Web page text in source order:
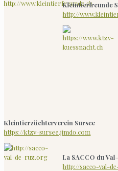
Kleintierfreunde
http://
Kleintierzüchterverein Sursee
https://ktzv-sursee.jimdo.com
La SACCO du
http://sacco-val-